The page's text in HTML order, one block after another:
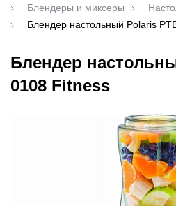
Блендеры и миксеры
Блендер настольный Polaris
Блендер
0108 Fitness